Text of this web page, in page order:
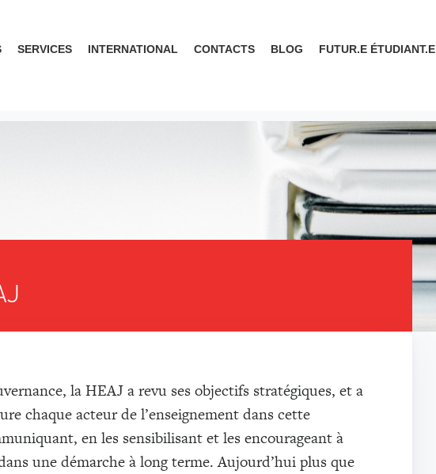
SERVICES INTERNATIONAL CONTACTS BLOG FUTUR.E ÉTUDIANT.E
la HEAJ a revu ses objectifs stratégiques, et a
chaque acteur de l’enseignement dans cette
en les sensibilisant et les encourageant à
une démarche à long terme. Aujourd’hui plus que